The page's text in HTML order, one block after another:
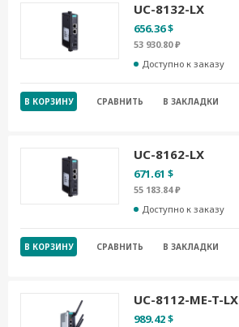
UC-8132-LX
656.36 $
53 930.80 ₽
Доступно к заказу
В КОРЗИНУ СРАВНИТЬ В ЗАКЛАДКИ
UC-8162-LX
671.61 $
55 183.84 ₽
Доступно к заказу
В КОРЗИНУ СРАВНИТЬ В ЗАКЛАДКИ
UC-8112-ME-T-LX
989.42 $